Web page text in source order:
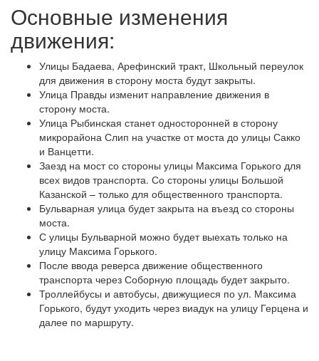
Основные изменения
движения:
Улицы Бадаева, Арефинский тракт, Школьный переулок
для движения в сторону моста будут закрыты.
Улица Правды изменит направление движения в
сторону моста.
Улица Рыбинская станет односторонней в сторону
микрорайона Слип на участке от моста до улицы Сакко
и Ванцетти.
Заезд на мост со стороны улицы Максима Горького для
всех видов транспорта. Со стороны улицы Большой
Казанской – только для общественного транспорта.
Бульварная улица будет закрыта на въезд со стороны
моста.
С улицы Бульварной можно будет выехать только на
улицу Максима Горького.
После ввода реверса движение общественного
транспорта через Соборную площадь будет закрыто.
Троллейбусы и автобусы, движущиеся по ул. Максима
Горького, будут уходить через виадук на улицу Герцена и
далее по маршруту.